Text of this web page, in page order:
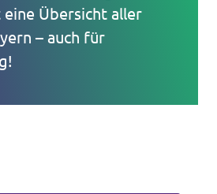
Übersicht aller
– auch für